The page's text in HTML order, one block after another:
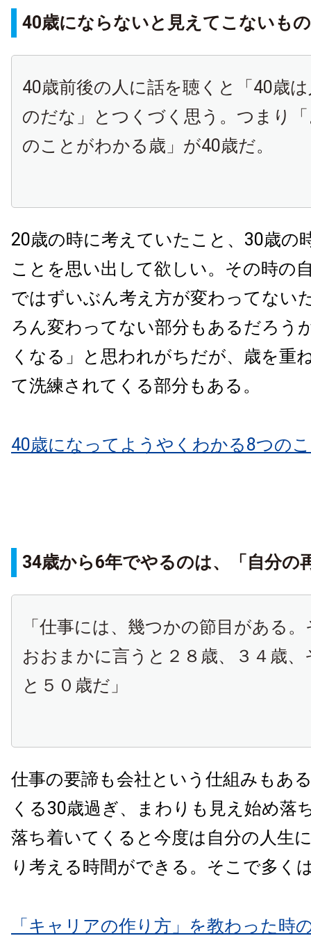
40歳にならないと見えてこないも
40歳前後の人に話を聴くと「40歳
のだな」とつくづく思う。つまり
のことがわかる歳」が40歳だ。
20歳の時に考えていたこと、30歳の
ことを思い出して欲しい。その時の
ではずいぶん考え方が変わってない
ろん変わってない部分もあるだろう
くなる」と思われがちだが、歳を重
て洗練されてくる部分もある。
40歳になってようやくわかる8つの
34歳から6年でやるのは、「自分の
「仕事には、幾つかの節目がある
おおまかに言うと２８歳、３４歳
と５０歳だ」
仕事の要諦も会社という仕組みもあ
くる30歳過ぎ、まわりも見え始め落
落ち着いてくると今度は自分の人生
り考える時間ができる。そこで多く
「キャリアの作り方」を教わった時